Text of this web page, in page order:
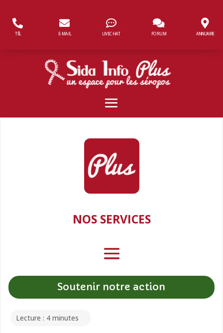
TÉL E-MAIL LIVECHAT FORUM ANNUAIRE
NOS SERVICES
Soutenir notre action
Lecture : 4 minutes